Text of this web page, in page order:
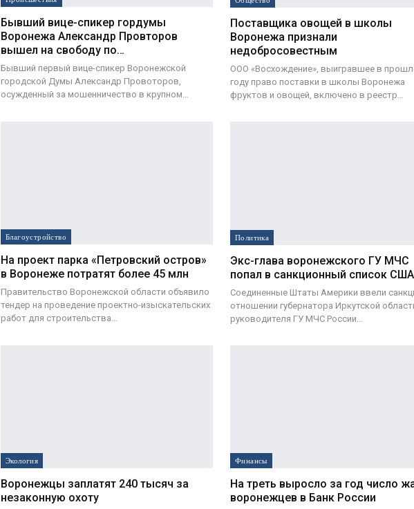
Бывший вице-спикер гордумы
Воронежа Александр Провторов
вышел на свободу по…
Бывший первый вице-спикер Воронежской
городской Думы Александр Провоторов,
осужденный за мошенничество в крупном…
Поставщика овощей в школы
Воронежа признали
недобросовестным
ООО «Восхождение», выигравшее в
году право поставки в школы Воронежа
фруктов и овощей, включено в реестр…
Благоустройство
На проект парка «Петровский остров»
в Воронеже потратят более 45 млн
Правительство Воронежской области объявило
тендер на проведение проектно-изыскательских
работ для строительства…
Политика
Экс-глава воронежского ГУ МЧС
попал в санкционный список США
Соединенные Штаты Америки ввели
отношении губернатора Иркутской
руководителя ГУ МЧС России…
Экология
Воронежцы заплатят 240 тысяч за
незаконную охоту
Финансы
На треть выросло за год число
воронежцев в Банк России